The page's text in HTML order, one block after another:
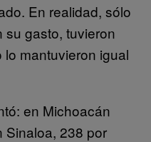
En realidad, sólo
su gasto, tuvieron
mantuvieron igual
en Michoacán
Sinaloa, 238 por